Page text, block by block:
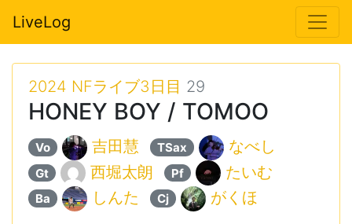
LiveLog
2024 NFライブ3日目 29
HONEY BOY / TOMOO
Vo 吉田慧 TSax なべし
Gt 西堀太朗 Pf たいむ
Ba しんた Cj がくほ